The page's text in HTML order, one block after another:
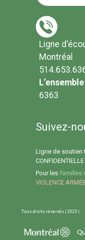
Ligne
Ligne
Montréal
6363
Suivez-
Ligne de soutien
CONFIDENTIELLE
Pour les familles
VIOLENCE
Tous droits réservés | 2023 |